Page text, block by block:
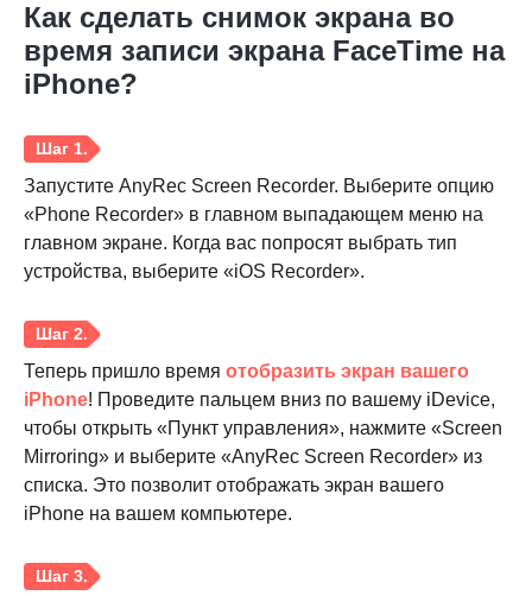
Как сделать снимок экрана во
время записи экрана FaceTime на
iPhone?
Запустите AnyRec Screen Recorder. Выберите опцию
«Phone Recorder» в главном выпадающем меню на
главном экране. Когда вас попросят выбрать тип
устройства, выберите «iOS Recorder».
Теперь пришло время отобразить экран вашего
iPhone! Проведите пальцем вниз по вашему iDevice,
чтобы открыть «Пункт управления», нажмите «Screen
Mirroring» и выберите «AnyRec Screen Recorder» из
списка. Это позволит отображать экран вашего
iPhone на вашем компьютере.